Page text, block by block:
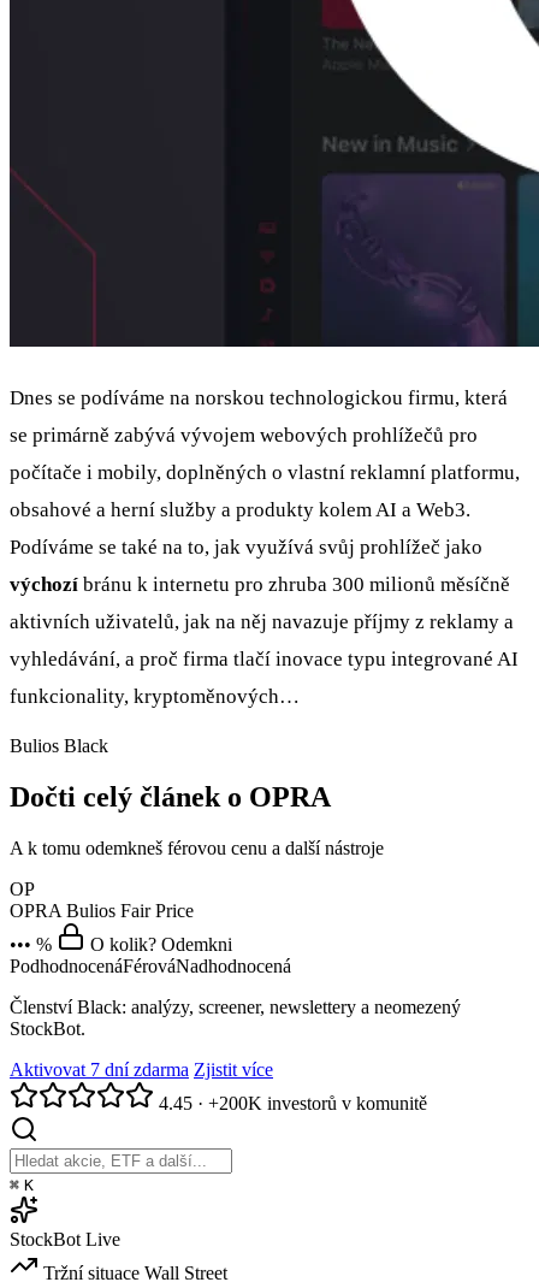
Dnes se podíváme na norskou technologickou firmu, která
se primárně zabývá vývojem webových prohlížečů pro
počítače i mobily, doplněných o vlastní reklamní platformu,
obsahové a herní služby a produkty kolem AI a Web3.
Podíváme se také na to, jak využívá svůj prohlížeč jako
výchozí bránu k internetu pro zhruba 300 milionů měsíčně
aktivních uživatelů, jak na něj navazuje příjmy z reklamy a
vyhledávání, a proč firma tlačí inovace typu integrované AI
funkcionality, kryptoměnových…
Bulios Black
Dočti celý článek o OPRA
A k tomu odemkneš férovou cenu a další nástroje
OP
OPRA Bulios Fair Price
••• %
O kolik? Odemkni
PodhodnocenáFérováNadhodnocená
Členství Black: analýzy, screener, newslettery a neomezený
StockBot.
Aktivovat 7 dní zdarma Zjistit více
4.45 · +200K investorů v komunitě
⌘ K
StockBot Live
Tržní situace Wall Street